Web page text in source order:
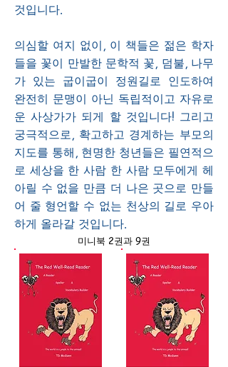
것입니다.
의심할 여지 없이, 이 책들은 젊은 학자
들을 꽃이 만발한 문학적 꽃, 덤불, 나무
가 있는 굽이굽이 정원길로 인도하여
완전히 문맹이 아닌 독립적이고 자유로
운 사상가가 되게 할 것입니다! 그리고
궁극적으로, 확고하고 경계하는 부모의
지도를 통해, 현명한 청년들은 필연적으
로 세상을 한 사람 한 사람 모두에게 헤
아릴 수 없을 만큼 더 나은 곳으로 만들
어 줄 형언할 수 없는 천상의 길로 우아
하게 올라갈 것입니다.
미니북 2권과 9권